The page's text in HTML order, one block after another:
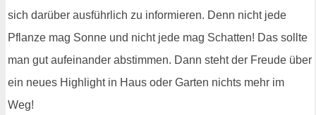
sich darüber ausführlich zu informieren. Denn nicht jede
Pflanze mag Sonne und nicht jede mag Schatten! Das sollte
man gut aufeinander abstimmen. Dann steht der Freude über
ein neues Highlight in Haus oder Garten nichts mehr im
Weg!